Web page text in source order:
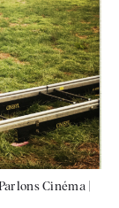
Cinéma